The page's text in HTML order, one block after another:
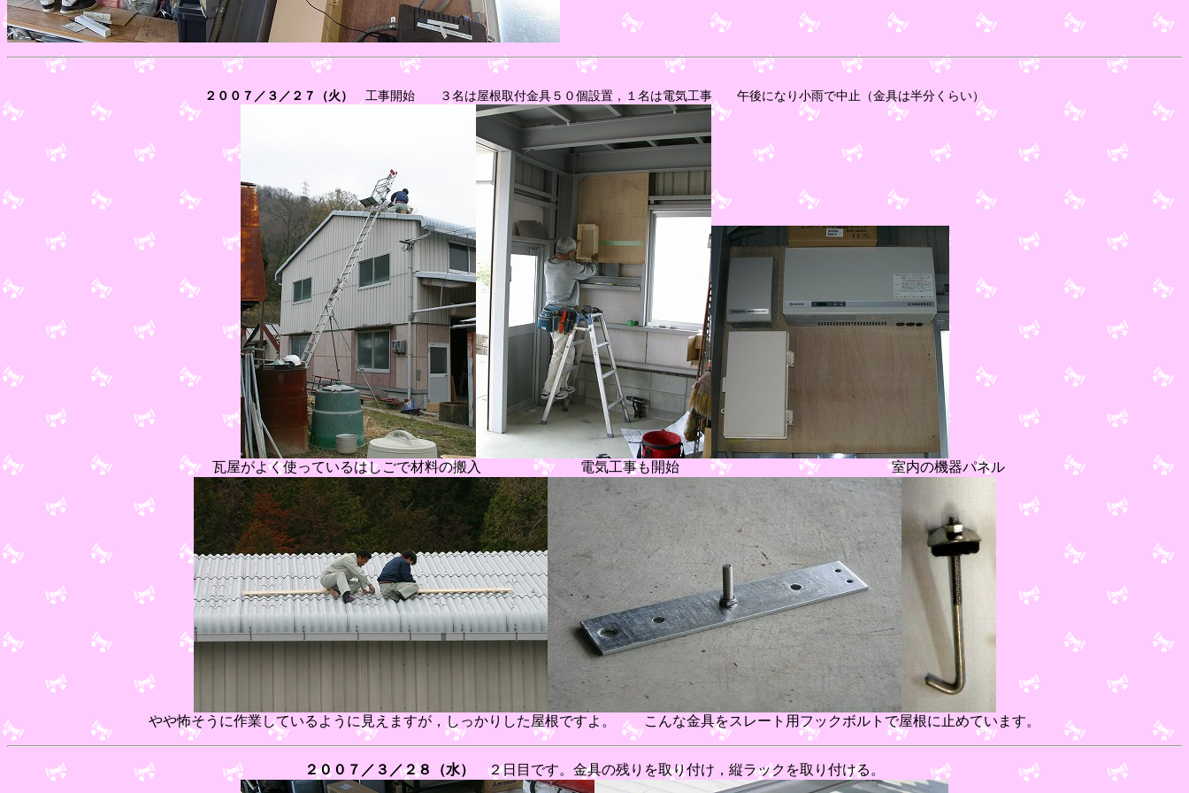
２００７／３／２７（火） 工事開始 ３名は屋根取付金具５０個設置，１名は電気工事 午後になり小雨で中止（金具は半分くらい）
瓦屋がよく使っているはしごで材料の搬入 電気工事も開始 室内の機器パネル
やや怖そうに作業しているように見えますが，しっかりした屋根ですよ。 こんな金具をスレート用フックボルトで屋根に止めています。
２００７／３／２８（水） ２日目です。金具の残りを取り付け，縦ラックを取り付ける。